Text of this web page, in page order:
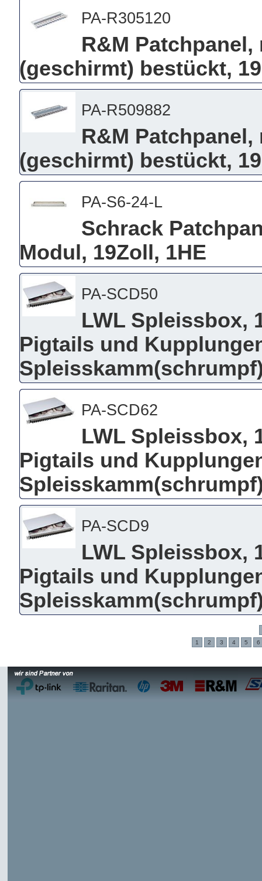
PA-R305120
R&M Patchpanel,
(geschirmt) bestückt,
PA-R509882
R&M
(geschirmt) bestückt,
PA-S6-24-L
Schrack
Modul, 19Zoll, 1HE
PA-SCD50
LWL Spleissbox,
Pigtails und
PA-SCD62
LWL Spleissbox,
Pigtails und
PA-SCD9
LWL Spleissbox,
Pigtails und
1 2 3 4 5 6